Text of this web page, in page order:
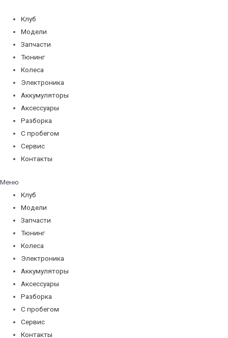
содержимому
Клуб
Модели
Запчасти
Тюнинг
Колеса
Электроника
Аккумуляторы
Аксессуары
Разборка
С пробегом
Сервис
Контакты
Меню
Клуб
Модели
Запчасти
Тюнинг
Колеса
Электроника
Аккумуляторы
Аксессуары
Разборка
С пробегом
Сервис
Контакты